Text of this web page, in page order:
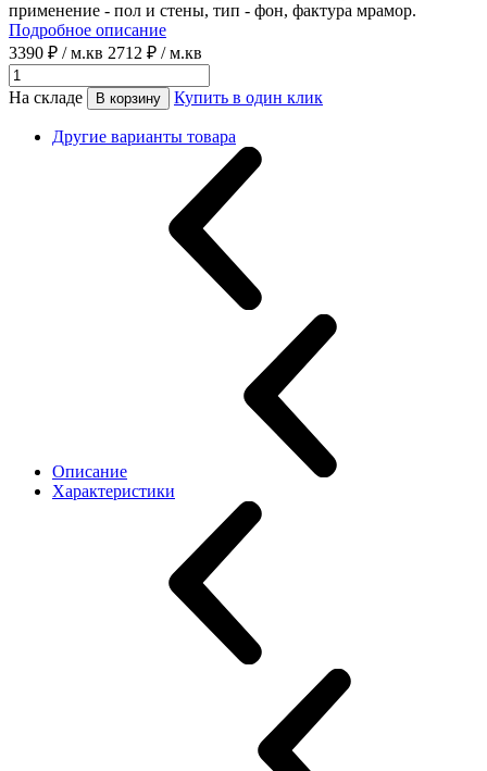
применение - пол и стены, тип - фон, фактура мрамор.
Подробное описание
3390 ₽ / м.кв 2712 ₽ / м.кв
На складе В корзину Купить в один клик
Другие варианты товара
Описание
Характеристики